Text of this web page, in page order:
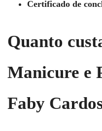
Certificado de
Quanto
Manicure e
Faby